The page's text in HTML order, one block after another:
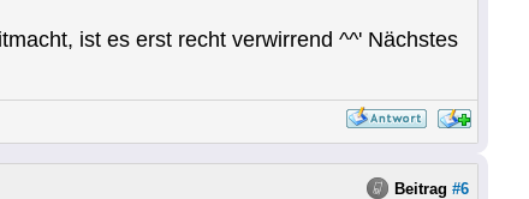
ist es erst recht verwirrend ^^' Nächstes
Beitrag #6